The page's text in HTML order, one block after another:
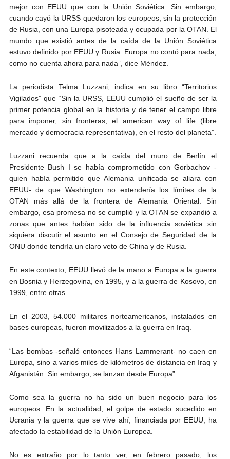
mejor con EEUU que con la Unión Soviética. Sin embargo,
cuando cayó la URSS quedaron los europeos, sin la protección
de Rusia, con una Europa pisoteada y ocupada por la OTAN. El
mundo que existió antes de la caída de la Unión Soviética
estuvo definido por EEUU y Rusia. Europa no contó para nada,
como no cuenta ahora para nada”, dice Méndez.
La periodista Telma Luzzani, indica en su libro “Territorios
Vigilados” que “Sin la URSS, EEUU cumplió el sueño de ser la
primer potencia global en la historia y de tener el campo libre
para imponer, sin fronteras, el american way of life (libre
mercado y democracia representativa), en el resto del planeta”.
Luzzani recuerda que a la caída del muro de Berlín el
Presidente Bush I se había comprometido con Gorbachov -
quien había permitido que Alemania unificada se aliara con
EEUU- de que Washington no extendería los límites de la
OTAN más allá de la frontera de Alemania Oriental. Sin
embargo, esa promesa no se cumplió y la OTAN se expandió a
zonas que antes habían sido de la influencia soviética sin
siquiera discutir el asunto en el Consejo de Seguridad de la
ONU donde tendría un claro veto de China y de Rusia.
En este contexto, EEUU llevó de la mano a Europa a la guerra
en Bosnia y Herzegovina, en 1995, y a la guerra de Kosovo, en
1999, entre otras.
En el 2003, 54.000 militares norteamericanos, instalados en
bases europeas, fueron movilizados a la guerra en Iraq.
“Las bombas -señaló entonces Hans Lammerant- no caen en
Europa, sino a varios miles de kilómetros de distancia en Iraq y
Afganistán. Sin embargo, se lanzan desde Europa”.
Como sea la guerra no ha sido un buen negocio para los
europeos. En la actualidad, el golpe de estado sucedido en
Ucrania y la guerra que se vive ahí, financiada por EEUU, ha
afectado la estabilidad de la Unión Europea.
No es extraño por lo tanto ver, en febrero pasado, los